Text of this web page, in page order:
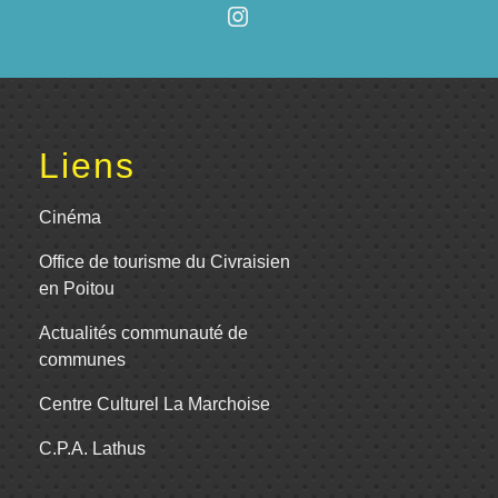
Liens
Cinéma
Office de tourisme du Civraisien
en Poitou
Actualités communauté de
communes
Centre Culturel La Marchoise
C.P.A. Lathus